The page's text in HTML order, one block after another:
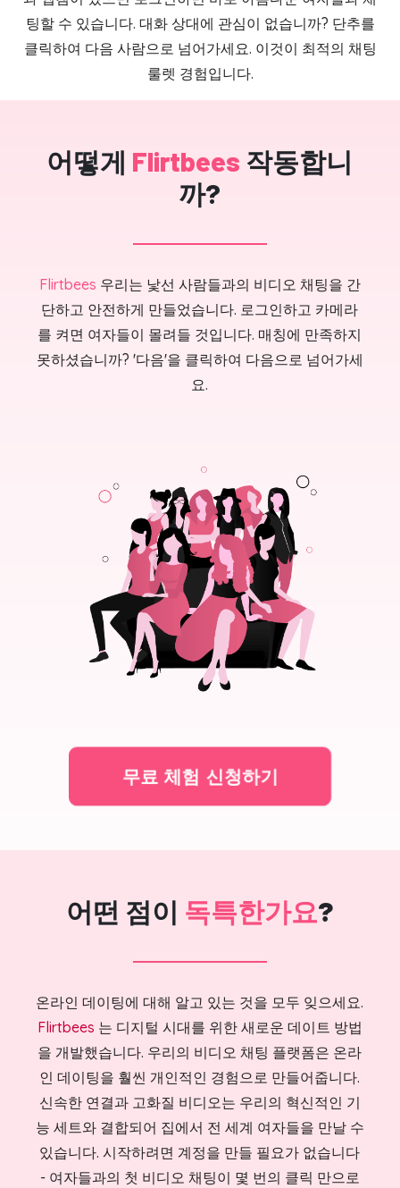
팅할 수 있습니다. 대화 상대에 관심이 없습니까? 단추를
클릭하여 다음 사람으로 넘어가세요. 이것이 최적의 채팅
룰렛 경험입니다.
어떻게 Flirtbees 작동합니
까?
Flirtbees 우리는 낯선 사람들과의 비디오 채팅을 간
단하고 안전하게 만들었습니다. 로그인하고 카메라
를 켜면 여자들이 몰려들 것입니다. 매칭에 만족하지
못하셨습니까? '다음'을 클릭하여 다음으로 넘어가세
요.
무료 체험 신청하기
어떤 점이 독특한가요?
온라인 데이팅에 대해 알고 있는 것을 모두 잊으세요.
Flirtbees 는 디지털 시대를 위한 새로운 데이트 방법
을 개발했습니다. 우리의 비디오 채팅 플랫폼은 온라
인 데이팅을 훨씬 개인적인 경험으로 만들어줍니다.
신속한 연결과 고화질 비디오는 우리의 혁신적인 기
능 세트와 결합되어 집에서 전 세계 여자들을 만날 수
있습니다. 시작하려면 계정을 만들 필요가 없습니다
- 여자들과의 첫 비디오 채팅이 몇 번의 클릭 만으로